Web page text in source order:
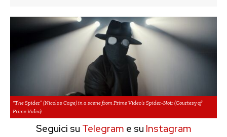
“The Spider” (Nicolas Cage) in a scene from Prime Video’s Spider-Noir (Courtesy of
Prime Video)
Seguici su Telegram e su Instagram